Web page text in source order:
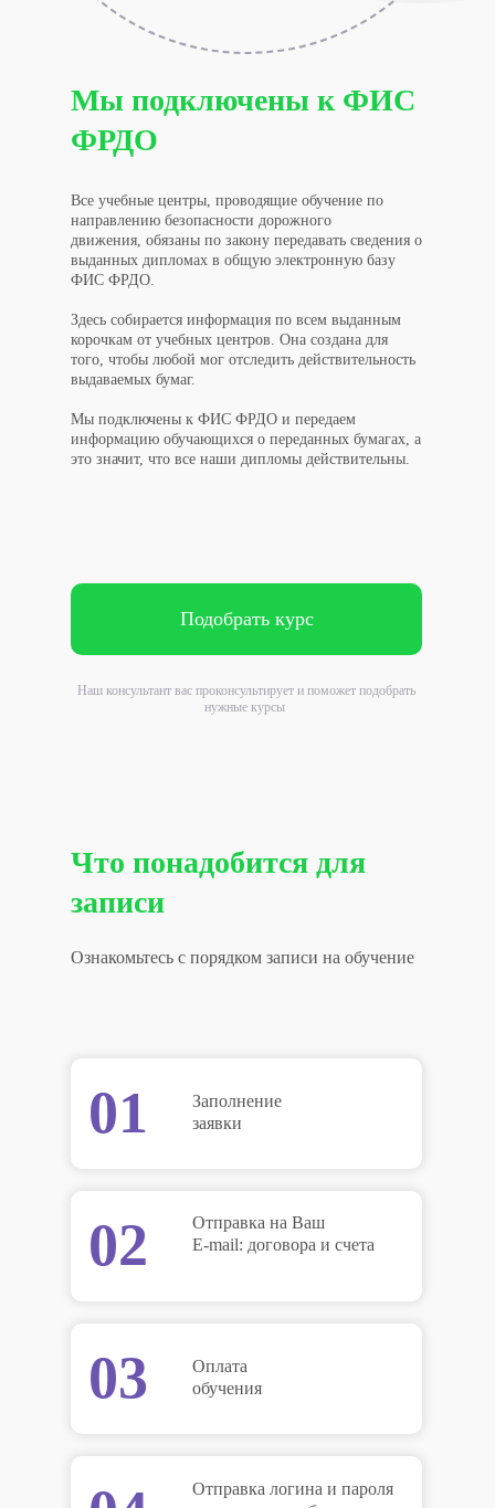
Все учебные центры, проводящие обучение по
направлению безопасности дорожного
движения, обязаны по закону передавать сведения о
выданных дипломах в общую электронную базу
ФИС ФРДО.
Здесь собирается информация по всем выданным
корочкам от учебных центров. Она создана для
того, чтобы любой мог отследить действительность
выдаваемых бумаг.
Мы подключены к ФИС ФРДО и передаем
информацию обучающихся о переданных бумагах, а
это значит, что все наши дипломы действительны.
Наш консультант вас проконсультирует и поможет подобрать
нужные курсы
Подобрать курс
Мы подключены к ФИС
ФРДО
Что понадобится для
записи
Ознакомьтесь с порядком записи на обучение
01
02
03
Заполнение
заявки
Отправка на Ваш
E-mail: договора и счета
Оплата
обучения
Отправка логина и пароля